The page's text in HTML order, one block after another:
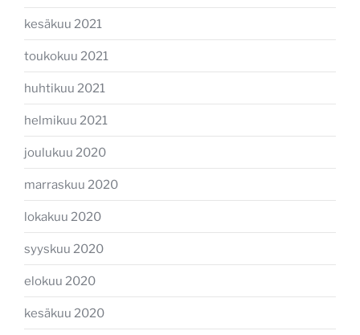
kesäkuu 2021
toukokuu 2021
huhtikuu 2021
helmikuu 2021
joulukuu 2020
marraskuu 2020
lokakuu 2020
syyskuu 2020
elokuu 2020
kesäkuu 2020